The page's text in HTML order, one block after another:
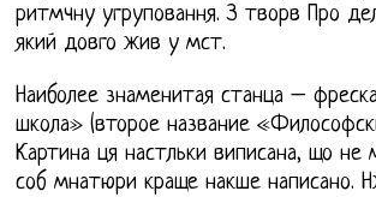
ритмчну угруповання. З творв Про
який довго жив у мст.
Наиболее знаменитая станца –
школа» (второе название
Картина ця настльки виписана, що не
соб мнатюри краще накше написано.